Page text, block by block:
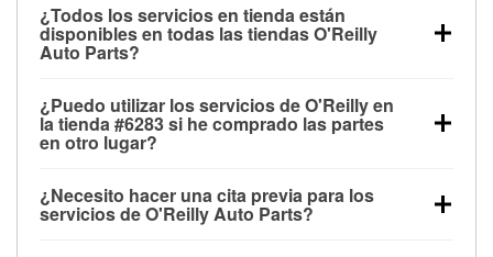
¿Todos los servicios en tienda están
disponibles en todas las tiendas O'Reilly
Auto Parts?
las pruebas de batería, pruebas de alternador y
motor de arranque, revisión de la luz “Check Engine”
con O'Reilly VeriScan® e instalación de
limpiaparabrisas o bombillas, están disponibles en
todas las tiendas O'Reilly Auto Parts. La tienda
¿Puedo utilizar los servicios de O'Reilly en
la tienda #6283 si he comprado las partes
en otro lugar?
de O'Reilly Auto Parts que estén disponibles en la
tienda #6283 de Springville, NY aunque hayas
¿Necesito hacer una cita previa para los
servicios de O'Reilly Auto Parts?